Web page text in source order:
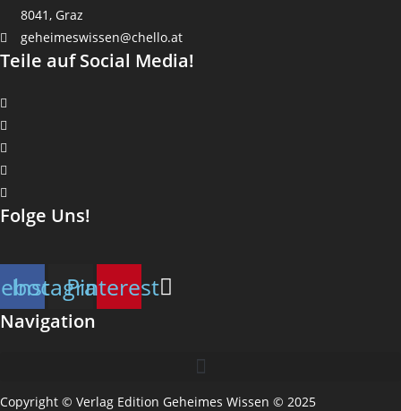
8041, Graz
geheimeswissen@chello.at
Teile auf Social Media!
Folge Uns!
Instagram
Pinterest
Navigation
Copyright © Verlag Edition Geheimes Wissen © 2025